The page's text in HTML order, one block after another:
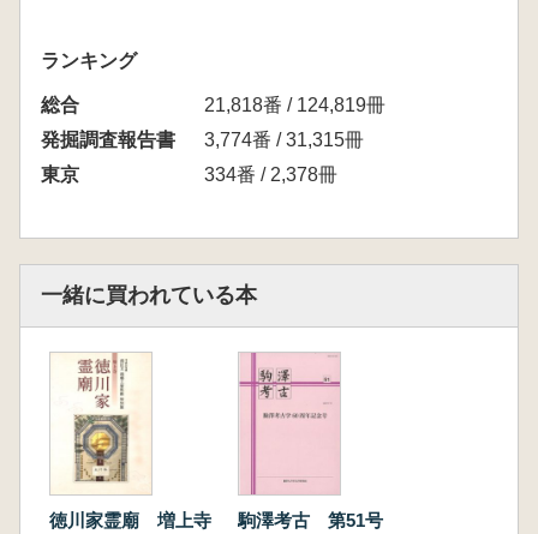
ランキング
総合
21,818番 / 124,819冊
発掘調査報告書
3,774番 / 31,315冊
東京
334番 / 2,378冊
一緒に買われている本
徳川家霊廟 増上寺
駒澤考古 第51号